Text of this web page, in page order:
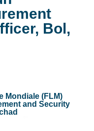
Bol,
Mondiale (FLM)
and Security